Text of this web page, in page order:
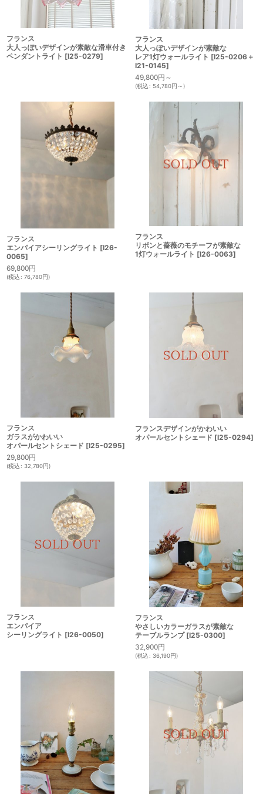
フランス
大人っぽいデザインが素敵な滑車付き
ペンダントライト [I25-0279]
フランス
大人っぽいデザインが素敵な
レア1灯ウォールライト [I25-0206＋
I21-0145]
49,800円 ～
(税込: 54,780円 ～)
フランス
エンパイアシーリングライト [I26-
0065]
69,800円
(税込: 76,780円)
フランス
リボンと薔薇のモチーフが素敵な
1灯ウォールライト [I26-0063]
フランス
ガラスがかわいい
オパールセントシェード [I25-0295]
29,800円
(税込: 32,780円)
フランスデザインがかわいい
オパールセントシェード [I25-0294]
フランス
エンパイア
シーリングライト [I26-0050]
フランス
やさしいカラーガラスが素敵な
テーブルランプ [I25-0300]
32,900円
(税込: 36,190円)